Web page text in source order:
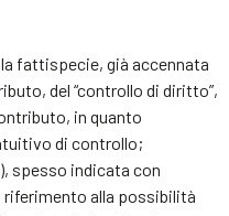
fattispecie, già accennata
del “controllo di diritto”,
in quanto
di controllo;
spesso indicata con
riferimento alla possibilità